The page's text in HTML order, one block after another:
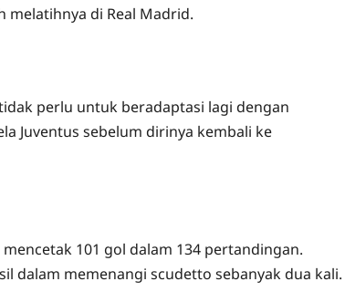
melatihnya di Real Madrid.
perlu untuk beradaptasi lagi dengan
Juventus sebelum dirinya kembali ke
101 gol dalam 134 pertandingan.
dalam memenangi scudetto sebanyak dua kali.